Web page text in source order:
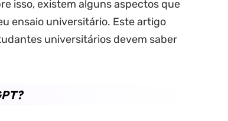
isso, existem alguns aspectos que
ensaio universitário. Este artigo
universitários devem saber